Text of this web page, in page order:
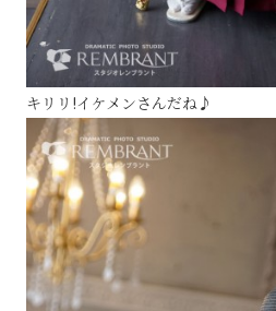
キリリ!イケメンさんだね♪